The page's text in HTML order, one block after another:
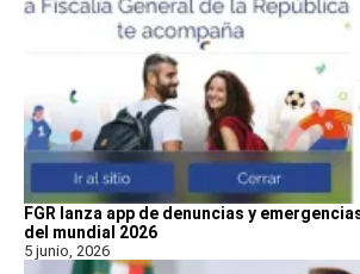
FGR lanza app de denuncias y
del mundial 2026
5 junio, 2026